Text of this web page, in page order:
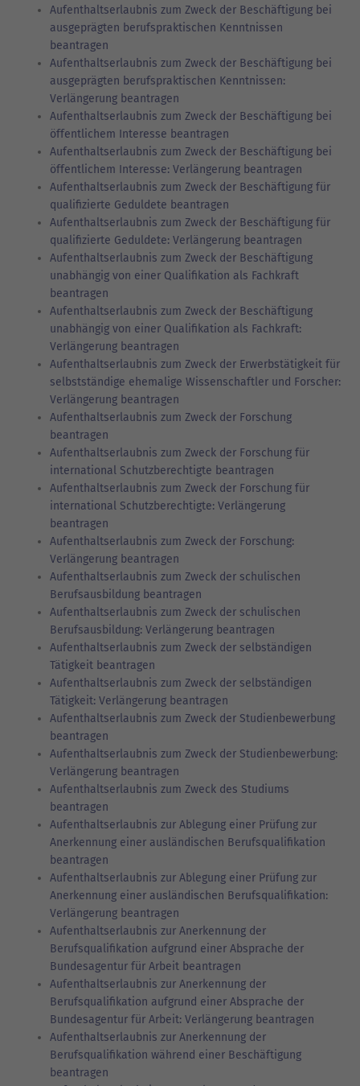
Aufenthaltserlaubnis zum Zweck der Beschäftigung bei
ausgeprägten berufspraktischen Kenntnissen
beantragen
Aufenthaltserlaubnis zum Zweck der Beschäftigung bei
ausgeprägten berufspraktischen Kenntnissen:
Verlängerung beantragen
Aufenthaltserlaubnis zum Zweck der Beschäftigung bei
öffentlichem Interesse beantragen
Aufenthaltserlaubnis zum Zweck der Beschäftigung bei
öffentlichem Interesse: Verlängerung beantragen
Aufenthaltserlaubnis zum Zweck der Beschäftigung für
qualifizierte Geduldete beantragen
Aufenthaltserlaubnis zum Zweck der Beschäftigung für
qualifizierte Geduldete: Verlängerung beantragen
Aufenthaltserlaubnis zum Zweck der Beschäftigung
unabhängig von einer Qualifikation als Fachkraft
beantragen
Aufenthaltserlaubnis zum Zweck der Beschäftigung
unabhängig von einer Qualifikation als Fachkraft:
Verlängerung beantragen
Aufenthaltserlaubnis zum Zweck der Erwerbstätigkeit für
selbstständige ehemalige Wissenschaftler und Forscher:
Verlängerung beantragen
Aufenthaltserlaubnis zum Zweck der Forschung
beantragen
Aufenthaltserlaubnis zum Zweck der Forschung für
international Schutzberechtigte beantragen
Aufenthaltserlaubnis zum Zweck der Forschung für
international Schutzberechtigte: Verlängerung
beantragen
Aufenthaltserlaubnis zum Zweck der Forschung:
Verlängerung beantragen
Aufenthaltserlaubnis zum Zweck der schulischen
Berufsausbildung beantragen
Aufenthaltserlaubnis zum Zweck der schulischen
Berufsausbildung: Verlängerung beantragen
Aufenthaltserlaubnis zum Zweck der selbständigen
Tätigkeit beantragen
Aufenthaltserlaubnis zum Zweck der selbständigen
Tätigkeit: Verlängerung beantragen
Aufenthaltserlaubnis zum Zweck der Studienbewerbung
beantragen
Aufenthaltserlaubnis zum Zweck der Studienbewerbung:
Verlängerung beantragen
Aufenthaltserlaubnis zum Zweck des Studiums
beantragen
Aufenthaltserlaubnis zur Ablegung einer Prüfung zur
Anerkennung einer ausländischen Berufsqualifikation
beantragen
Aufenthaltserlaubnis zur Ablegung einer Prüfung zur
Anerkennung einer ausländischen Berufsqualifikation:
Verlängerung beantragen
Aufenthaltserlaubnis zur Anerkennung der
Berufsqualifikation aufgrund einer Absprache der
Bundesagentur für Arbeit beantragen
Aufenthaltserlaubnis zur Anerkennung der
Berufsqualifikation aufgrund einer Absprache der
Bundesagentur für Arbeit: Verlängerung beantragen
Aufenthaltserlaubnis zur Anerkennung der
Berufsqualifikation während einer Beschäftigung
beantragen